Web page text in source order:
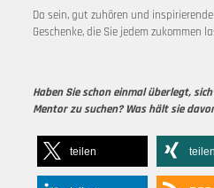
Da sein, gut zuhören und
Geschenke, die Sie jedem zukommen
Haben Sie schon einmal überlegt,
Mentor zu suchen? Was hält sie
teilen teilen